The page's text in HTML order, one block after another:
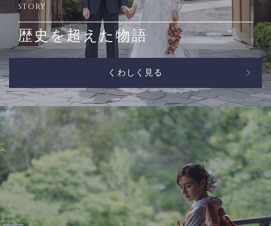
STORY
歴史を超えた物語
くわしく見る